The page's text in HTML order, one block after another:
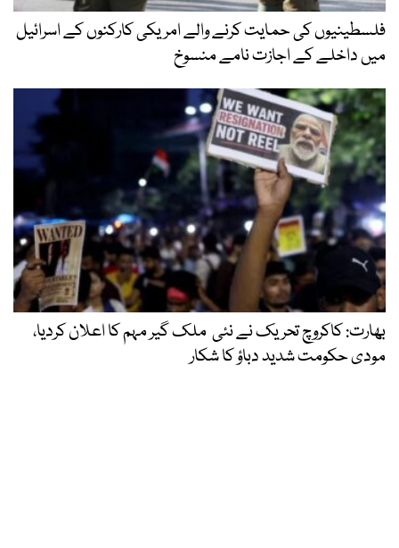
فلسطینیوں کی حمایت کرنے والے امریکی کارکنوں کے اسرائیل
میں داخلے کے اجازت نامے منسوخ
بھارت: کاکروچ تحریک نے نئی ملک گیر مہم کا اعلان کردیا،
مودی حکومت شدید دباؤ کا شکار